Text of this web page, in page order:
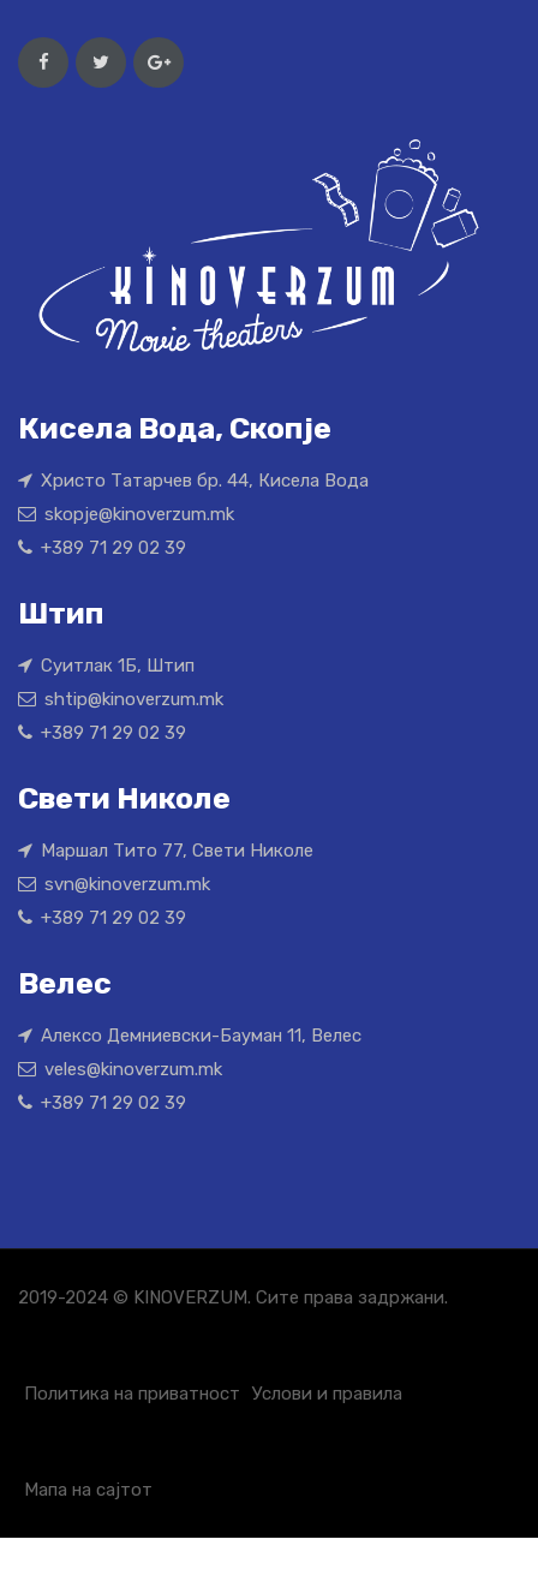
Кисела Вода, Скопје
Христо Татарчев бр. 44, Кисела Вода
skopje@kinoverzum.mk
+389 71 29 02 39
Штип
Суитлак 1Б, Штип
shtip@kinoverzum.mk
+389 71 29 02 39
Свети Николе
Маршал Тито 77, Свети Николе
svn@kinoverzum.mk
+389 71 29 02 39
Велес
Алексо Демниевски-Бауман 11, Велес
veles@kinoverzum.mk
+389 71 29 02 39
2019-2024 © KINOVERZUM. Сите права задржани.
Политика на приватност Услови и правила
Мапа на сајтот